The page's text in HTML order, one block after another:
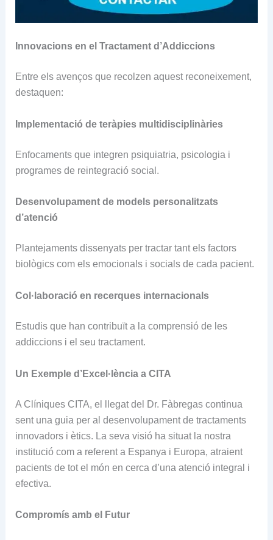
Innovacions en el Tractament d’Addiccions
Entre els avenços que recolzen aquest reconeixement,
destaquen:
Implementació de teràpies multidisciplinàries
Enfocaments que integren psiquiatria, psicologia i
programes de reintegració social.
Desenvolupament de models personalitzats
d’atenció
Plantejaments dissenyats per tractar tant els factors
biològics com els emocionals i socials de cada pacient.
Col·laboració en recerques internacionals
Estudis que han contribuït a la comprensió de les
addiccions i el seu tractament.
Un Exemple d’Excel·lència a CITA
A Clíniques CITA, el llegat del Dr. Fàbregas continua
sent una guia per al desenvolupament de tractaments
innovadors i ètics. La seva visió ha situat la nostra
institució com a referent a Espanya i Europa, atraient
pacients de tot el món en cerca d’una atenció integral i
efectiva.
Compromís amb el Futur